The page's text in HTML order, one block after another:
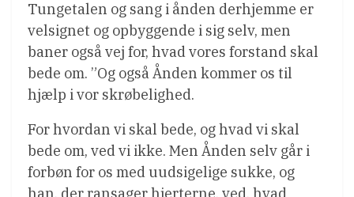
Tungetalen og sang i ånden derhjemme er
velsignet og opbyggende i sig selv, men
baner også vej for, hvad vores forstand skal
bede om. ”Og også Ånden kommer os til
hjælp i vor skrøbelighed.
For hvordan vi skal bede, og hvad vi skal
bede om, ved vi ikke. Men Ånden selv går i
forbøn for os med uudsigelige sukke, og